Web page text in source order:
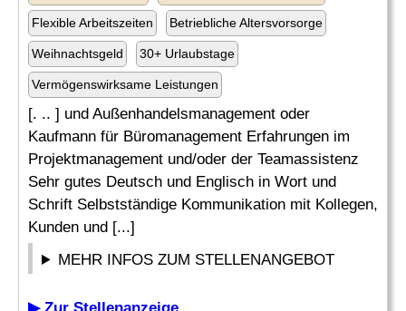
Flexible Arbeitszeiten Betriebliche Altersvorsorge
Weihnachtsgeld 30+ Urlaubstage
Vermögenswirksame Leistungen
[. .. ] und Außenhandelsmanagement oder
Kaufmann für Büromanagement Erfahrungen im
Projektmanagement und/oder der Teamassistenz
Sehr gutes Deutsch und Englisch in Wort und
Schrift Selbstständige Kommunikation mit Kollegen,
Kunden und [...]
MEHR INFOS ZUM STELLENANGEBOT